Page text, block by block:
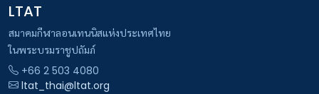
LTAT
สมาคมกีฬาลอนเทนนิสแห่งประเทศไทย
ในพระบรมราชูปถัมภ์
+66 2 503 4080
ltat_thai@ltat.org